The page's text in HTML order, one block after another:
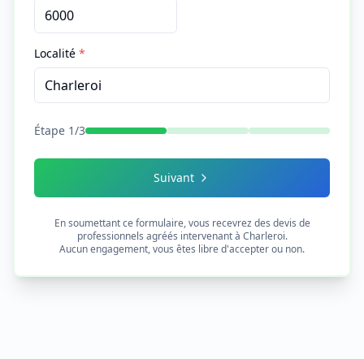
Localité *
Étape 1/3
Suivant
En soumettant ce formulaire, vous recevrez des devis de
professionnels agréés intervenant à Charleroi.
Aucun engagement, vous êtes libre d'accepter ou non.